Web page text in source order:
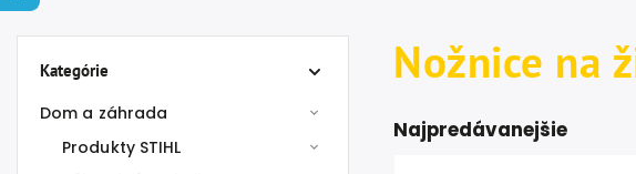
Kategórie
Dom a záhrada
Produkty STIHL
Nožnice na
Najpredávanejšie